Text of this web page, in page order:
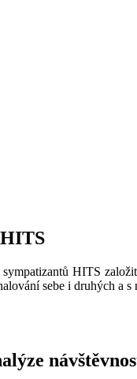
HITS
sebe i druhých a s